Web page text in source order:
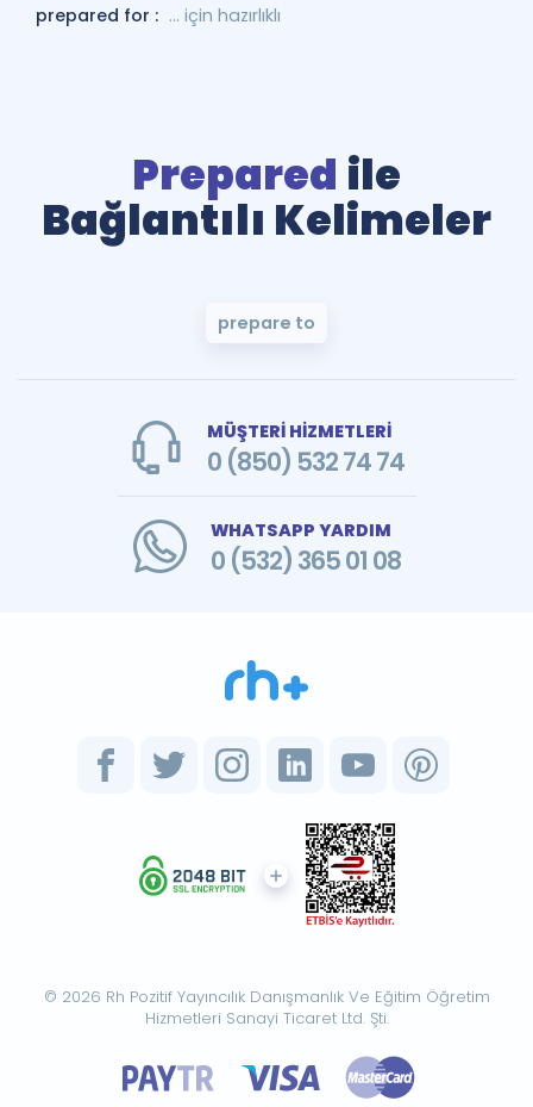
prepared for : ... için hazırlıklı
Prepared ile
Bağlantılı Kelimeler
prepare to
MÜŞTERİ HİZMETLERİ
0 (850) 532 74 74
WHATSAPP YARDIM
0 (532) 365 01 08
© 2026 Rh Pozitif Yayıncılık Danışmanlık Ve Eğitim Öğretim
Hizmetleri Sanayi Ticaret Ltd. Şti.